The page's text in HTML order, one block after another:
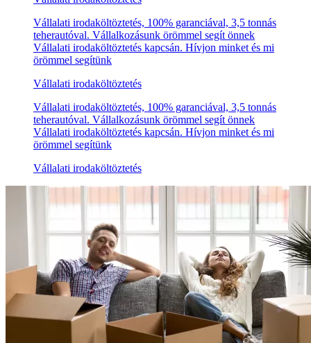
Vállalati irodaköltöztetés, 100% garanciával, 3,5 tonnás
teherautóval. Vállalkozásunk örömmel segít önnek
Vállalati irodaköltöztetés kapcsán. Hívjon minket és mi
örömmel segítünk
Vállalati irodaköltöztetés
Vállalati irodaköltöztetés, 100% garanciával, 3,5 tonnás
teherautóval. Vállalkozásunk örömmel segít önnek
Vállalati irodaköltöztetés kapcsán. Hívjon minket és mi
örömmel segítünk
Vállalati irodaköltöztetés